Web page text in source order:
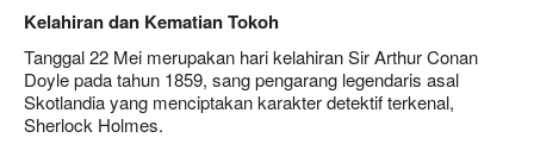
Kelahiran dan Kematian Tokoh
Tanggal 22 Mei merupakan hari kelahiran Sir Arthur Conan
Doyle pada tahun 1859, sang pengarang legendaris asal
Skotlandia yang menciptakan karakter detektif terkenal,
Sherlock Holmes.